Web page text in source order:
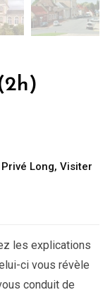
Long, Visiter
les explications
ci vous révèle
conduit de